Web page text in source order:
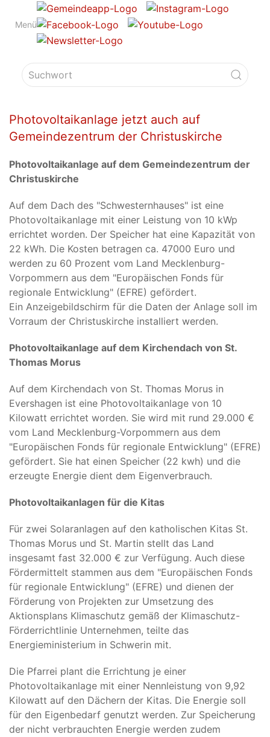
Menü
Photovoltaikanlage jetzt auch auf
Gemeindezentrum der Christuskirche
Photovoltaikanlage auf dem Gemeindezentrum der
Christuskirche
Auf dem Dach des "Schwesternhauses" ist eine
Photovoltaikanlage mit einer Leistung von 10 kWp
errichtet worden. Der Speicher hat eine Kapazität von
22 kWh. Die Kosten betragen ca. 47000 Euro und
werden zu 60 Prozent vom Land Mecklenburg-
Vorpommern aus dem "Europäischen Fonds für
regionale Entwicklung" (EFRE) gefördert.
Ein Anzeigebildschirm für die Daten der Anlage soll im
Vorraum der Christuskirche installiert werden.
Photovoltaikanlage auf dem Kirchendach von St.
Thomas Morus
Auf dem Kirchendach von St. Thomas Morus in
Evershagen ist eine Photovoltaikanlage von 10
Kilowatt errichtet worden. Sie wird mit rund 29.000 €
vom Land Mecklenburg-Vorpommern aus dem
"Europäischen Fonds für regionale Entwicklung" (EFRE)
gefördert. Sie hat einen Speicher (22 kwh) und die
erzeugte Energie dient dem Eigenverbrauch.
Photovoltaikanlagen für die Kitas
Für zwei Solaranlagen auf den katholischen Kitas St.
Thomas Morus und St. Martin stellt das Land
insgesamt fast 32.000 € zur Verfügung. Auch diese
Fördermittelt stammen aus dem "Europäischen Fonds
für regionale Entwicklung" (EFRE) und dienen der
Förderung von Projekten zur Umsetzung des
Aktionsplans Klimaschutz gemäß der Klimaschutz-
Förderrichtlinie Unternehmen, teilte das
Energieministerium in Schwerin mit.
Die Pfarrei plant die Errichtung je einer
Photovoltaikanlage mit einer Nennleistung von 9,92
Kilowatt auf den Dächern der Kitas. Die Energie soll
für den Eigenbedarf genutzt werden. Zur Speicherung
der nicht verbrauchten Energie werden zudem